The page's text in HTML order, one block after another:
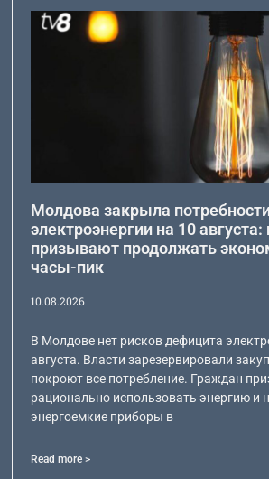
Молдова закрыла
электроэнергии на 10
призывают продолжать
часы-пик
10.08.2026
В Молдове нет рисков дефицита
августа. Власти зарезервировали
покроют все потребление. Граждан
рационально использовать энергию и
энергоемкие приборы в
Read more >